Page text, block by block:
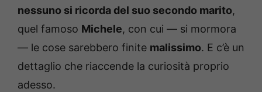
nessuno si ricorda del suo secondo marito,
quel famoso Michele, con cui — si mormora
— le cose sarebbero finite malissimo. E c’è un
dettaglio che riaccende la curiosità proprio
adesso.